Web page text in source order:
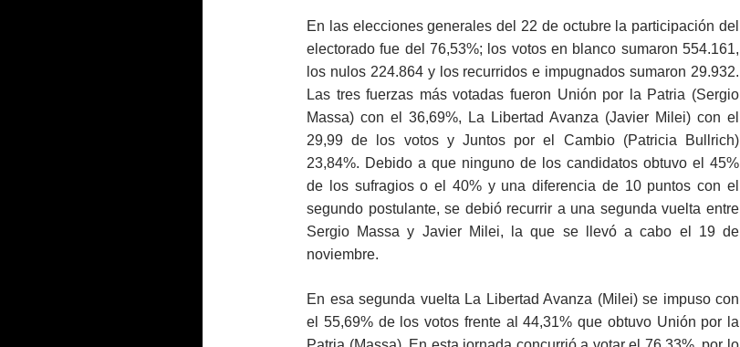
En las elecciones generales del 22 de octubre la participación del
electorado fue del 76,53%; los votos en blanco sumaron 554.161,
los nulos 224.864 y los recurridos e impugnados sumaron 29.932.
Las tres fuerzas más votadas fueron Unión por la Patria (Sergio
Massa) con el 36,69%, La Libertad Avanza (Javier Milei) con el
29,99 de los votos y Juntos por el Cambio (Patricia Bullrich)
23,84%. Debido a que ninguno de los candidatos obtuvo el 45%
de los sufragios o el 40% y una diferencia de 10 puntos con el
segundo postulante, se debió recurrir a una segunda vuelta entre
Sergio Massa y Javier Milei, la que se llevó a cabo el 19 de
noviembre.
En esa segunda vuelta La Libertad Avanza (Milei) se impuso con
el 55,69% de los votos frente al 44,31% que obtuvo Unión por la